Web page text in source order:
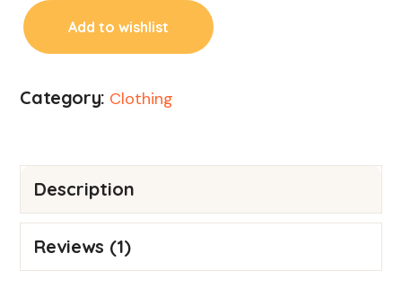
Add to wishlist
Category: Clothing
Description
Reviews (1)